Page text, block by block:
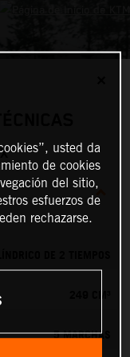
5 MARCHAS
usted da
de cookies
del sitio,
esfuerzos de
rechazarse.